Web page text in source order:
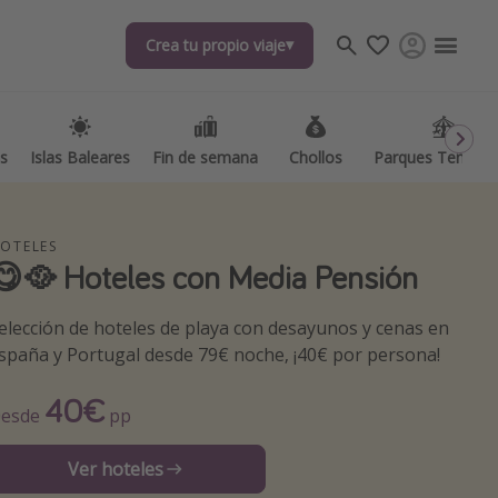
Crea tu propio viaje
Islas Baleares Fin de semana Chollos Parques
Crea tu propio viaje
Islas Baleares Fin de semana Chollos Parques
destinos
Hoteles con Media Pensión
de hoteles de playa con desayunos y cenas en
y Portugal desde 79€ noche, ¡40€ por persona!
40€ pp
Ver hoteles